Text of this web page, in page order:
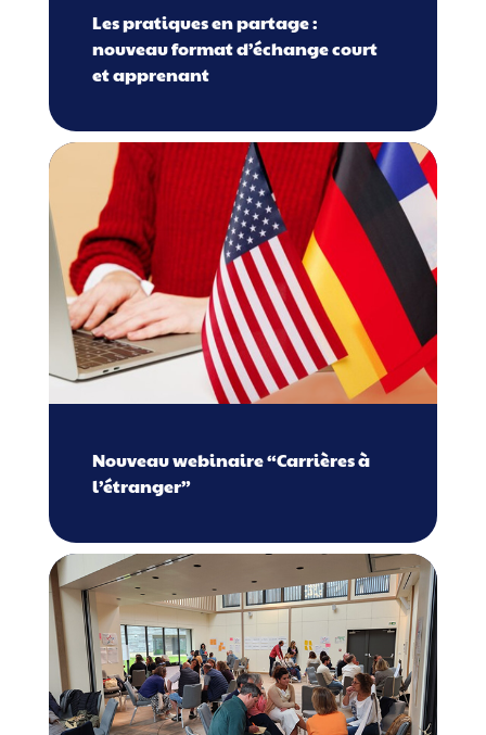
Les pratiques en partage :
nouveau format d’échange court
et apprenant
Nouveau webinaire “Carrières à
l’étranger”